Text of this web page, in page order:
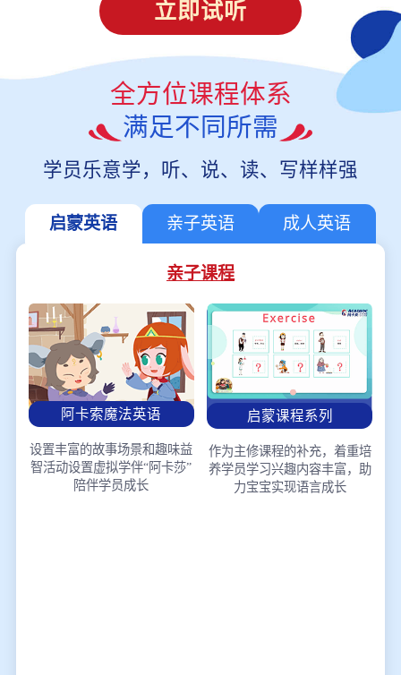
立即试听
全方位课程体系
满足不同所需
学员乐意学，听、说、读、写样样强
启蒙英语 亲子英语 成人英语
亲子课程
阿卡索魔法英语
设置丰富的故事场景和趣味益
智活动设置虚拟学伴“阿卡莎”
陪伴学员成长
启蒙课程系列
作为主修课程的补充，着重培
养学员学习兴趣内容丰富，助
力宝宝实现语言成长